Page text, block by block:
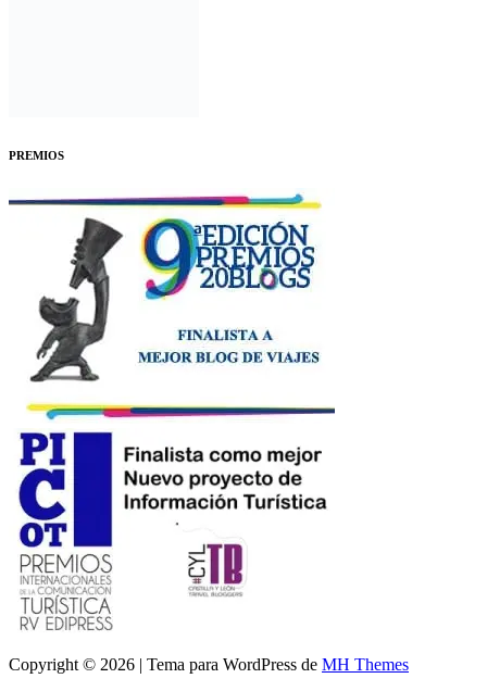
PREMIOS
Copyright © 2026 | Tema para WordPress de MH Themes